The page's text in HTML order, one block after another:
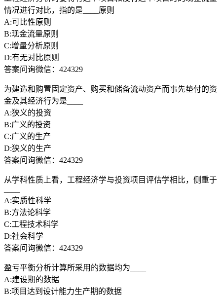
情况进行对比，指的是____原则
A:可比性原则
B:现金流量原则
C:增量分析原则
D:有无对比原则
答案问询微信：424329
为建造和购置固定资产、购买和储备流动资产而事先垫付的资
金及其经济行为是____
A:狭义的投资
B:广义的投资
C:广义的生产
D:狭义的生产
答案问询微信：424329
从学科性质上看，工程经济学与投资项目评估学相比，侧重于
A:实质性科学
B:方法论科学
C:工程技术科学
D:社会科学
答案问询微信：424329
盈亏平衡分析计算所采用的数据均为____
A:建设期的数据
B:项目达到设计能力生产期的数据